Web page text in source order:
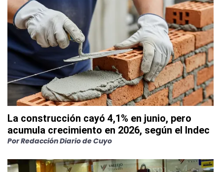
La construcción cayó 4,1% en junio, pero
acumula crecimiento en 2026, según el Indec
PorRedacción Diario de Cuyo